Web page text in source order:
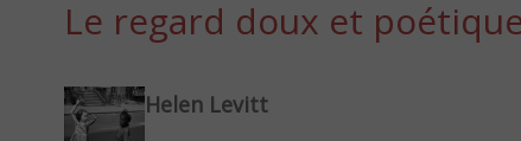
Le regard doux et
Helen Levitt